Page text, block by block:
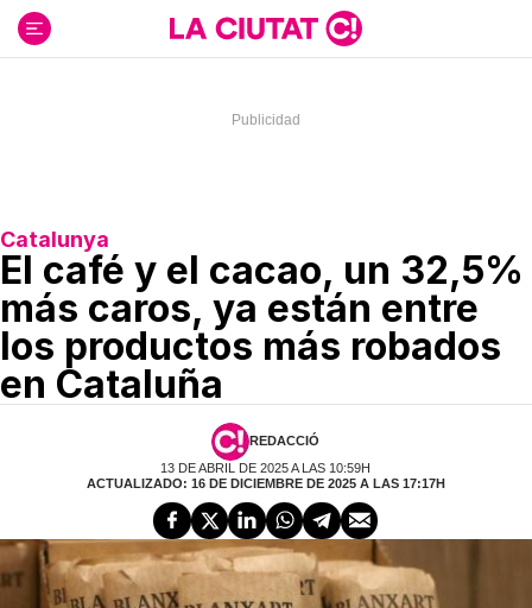
contenido
Catalunya
El café y el cacao, un 32,5%
más caros, ya están entre
los productos más robados
en Cataluña
REDACCIÓ
13 DE ABRIL DE 2025 A LAS 10:59H
ACTUALIZADO: 16 DE DICIEMBRE DE 2025 A LAS 17:17H